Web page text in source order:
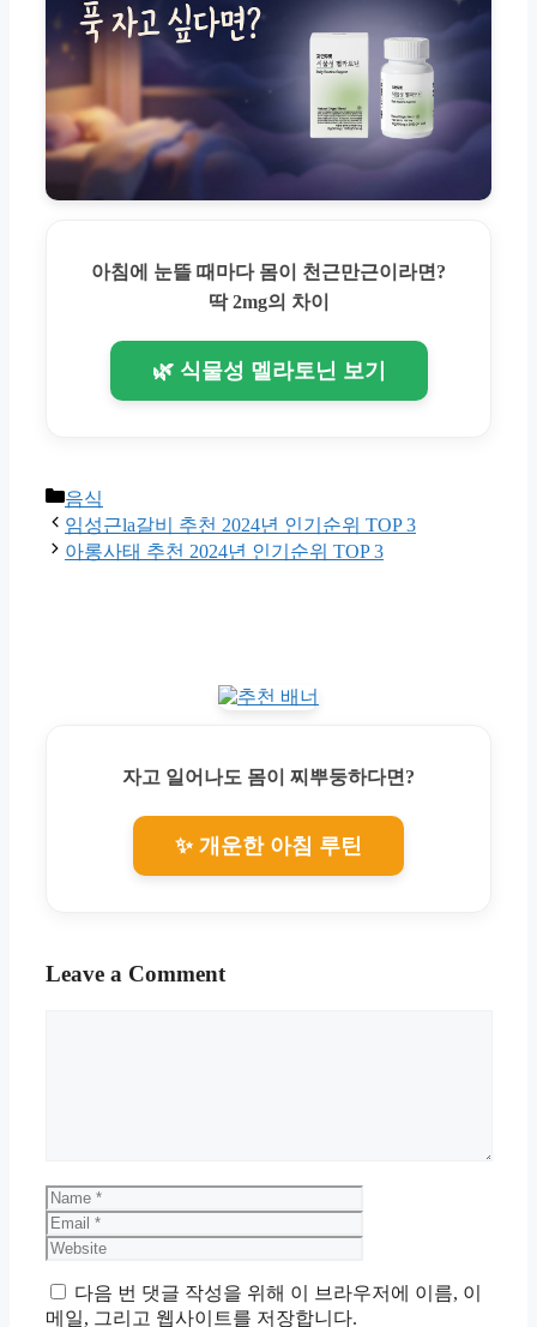
아침에 눈뜰 때마다 몸이 천근만근이라면?
딱 2mg의 차이
🌿 식물성 멜라토닌 보기
Categories
음식
임성근la갈비 추천 2024년 인기순위 TOP 3
아롱사태 추천 2024년 인기순위 TOP 3
자고 일어나도 몸이 찌뿌둥하다면?
✨ 개운한 아침 루틴
Leave a Comment
Name
다음 번 댓글 작성을 위해 이 브라우저에 이름, 이
메일, 그리고 웹사이트를 저장합니다.